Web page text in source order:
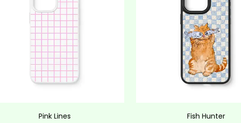
Pink Lines Fish Hunter